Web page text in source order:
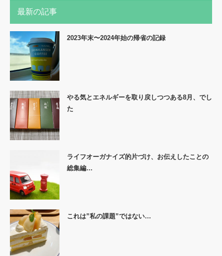
最新の記事
2023年末〜2024年始の帰省の記録
やる気とエネルギーを取り戻しつつある8月、でし
た
ライフオーガナイズ的片づけ、お伝えしたことの
総集編…
これは”私の課題”ではない…